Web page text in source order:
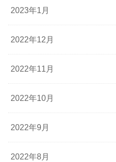
2023年1月
2022年12月
2022年11月
2022年10月
2022年9月
2022年8月